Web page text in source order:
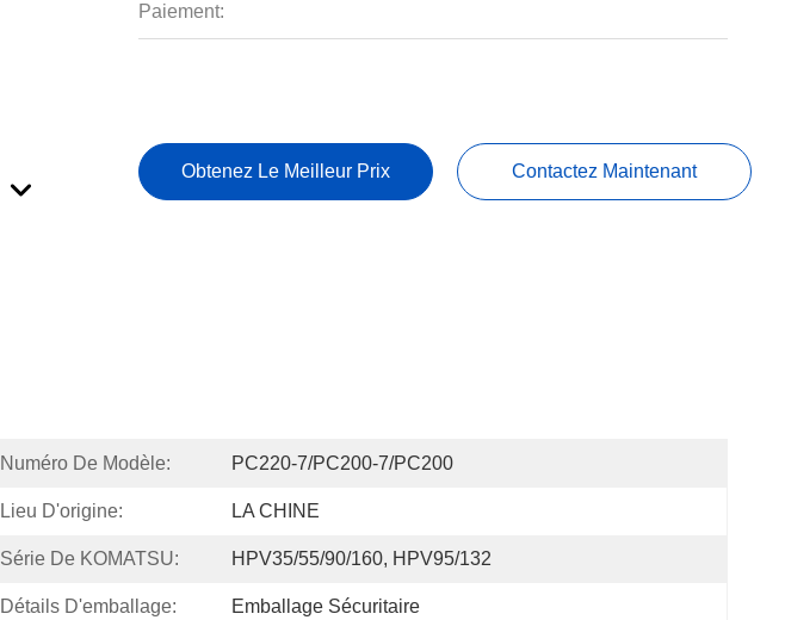
Paiement:
Obtenez Le Meilleur Prix Contactez Maintenant
Numéro De Modèle: PC220-7/PC200-7/PC200
Lieu D'origine: LA CHINE
Série De KOMATSU: HPV35/55/90/160, HPV95/132
Détails D'emballage: Emballage Sécuritaire